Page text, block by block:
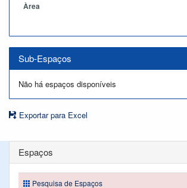
Àrea
Sub-Espaços
Não há espaços disponíveis
Exportar para Excel
Espaços
Pesquisa de Espaços